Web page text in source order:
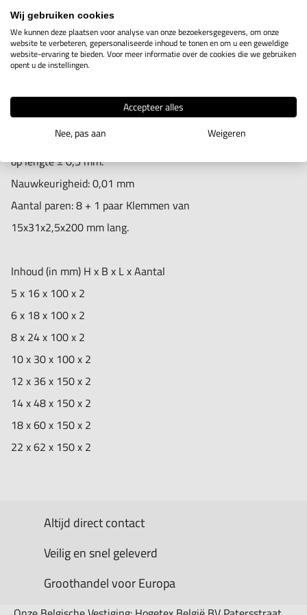
22 x 62 x 150 x 2
Productomschrijving
Type: VP-100
Hardheid: HRC 50° ~ 60°
Tolerantie op hoogte en breedte: ± 0,01 mm,
op lengte ± 0,5 mm.
Nauwkeurigheid: 0,01 mm
Aantal paren: 8 + 1 paar Klemmen van
15x31x2,5x200 mm lang.
Inhoud (in mm) H x B x L x Aantal
5 x 16 x 100 x 2
6 x 18 x 100 x 2
8 x 24 x 100 x 2
10 x 30 x 100 x 2
12 x 36 x 150 x 2
14 x 48 x 150 x 2
18 x 60 x 150 x 2
22 x 62 x 150 x 2
Altijd direct contact
Veilig en snel geleverd
Groothandel voor Europa
Wij gebruiken cookies
We kunnen deze plaatsen voor analyse van onze bezoekersgegevens, om onze
website te verbeteren, gepersonaliseerde inhoud te tonen en om u een geweldige
website-ervaring te bieden. Voor meer informatie over de cookies die we gebruiken
opent u de instellingen.
Accepteer alles
Nee, pas aan
Weigeren